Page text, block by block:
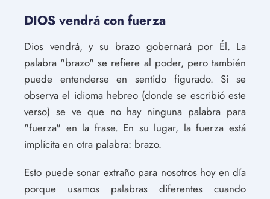
DIOS vendrá con fuerza
Dios vendrá, y su brazo gobernará por Él. La
palabra "brazo" se refiere al poder, pero también
puede entenderse en sentido figurado. Si se
observa el idioma hebreo (donde se escribió este
verso) se ve que no hay ninguna palabra para
"fuerza" en la frase. En su lugar, la fuerza está
implícita en otra palabra: brazo.
Esto puede sonar extraño para nosotros hoy en día
porque usamos palabras diferentes cuando